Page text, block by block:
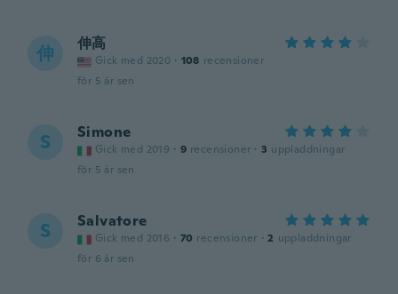
伸 伸高
Gick med 2020 · 108 recensioner
för 5 år sen
S Simone
Gick med 2019 · 9 recensioner · 3 uppladdningar
för 5 år sen
S Salvatore
Gick med 2016 · 70 recensioner · 2 uppladdningar
för 6 år sen